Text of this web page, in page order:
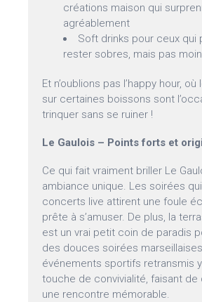
créations maison qui
agréablement
Soft drinks pour ceux qui
rester sobres, mais pas
Et n’oublions pas l’happy hour,
sur certaines boissons sont
trinquer sans se ruiner !
Le Gaulois – Points forts et
Ce qui fait vraiment briller Le
ambiance unique. Les soirées
concerts live attirent une foule
prête à s’amuser. De plus, la
est un vrai petit coin de paradis
des douces soirées
événements sportifs retransmis
touche de convivialité, faisant de
une rencontre mémorable.